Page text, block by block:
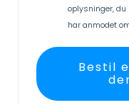
oplysninger, du
har anmodet